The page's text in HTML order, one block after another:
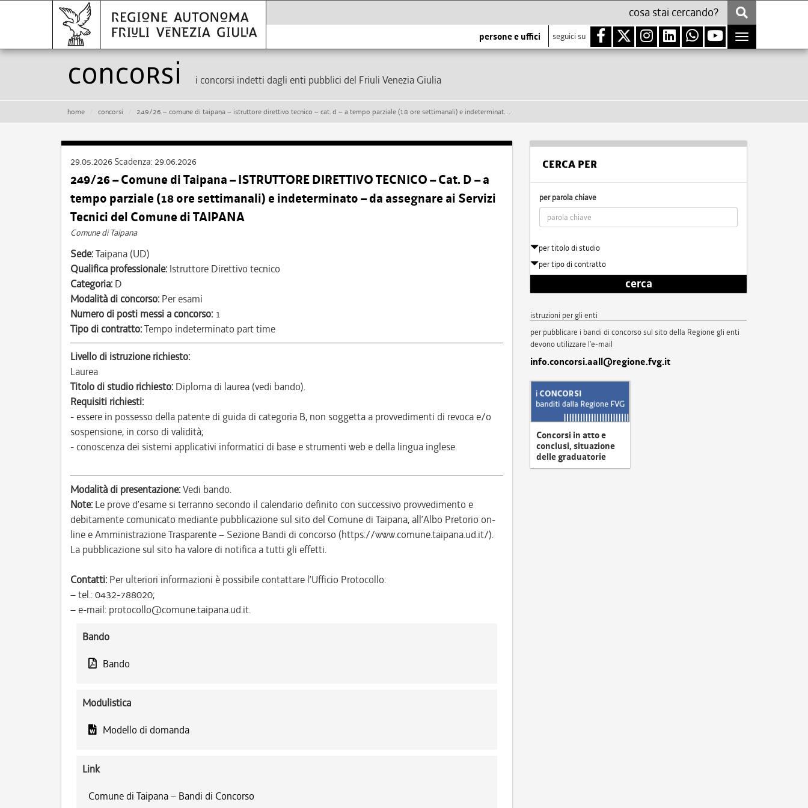
persone e uffici seguici su
Toggle
navigation
Concorsi i concorsi indetti dagli enti pubblici del Friuli Venezia Giulia
home concorsi 249/26 – comune di taipana – istruttore direttivo tecnico – cat. d – a tempo parziale (18 ore settimanali) e indeterminato – da assegnare ai servizi tecnici del comune di taipana
29.05.2026 Scadenza: 29.06.2026
249/26 – Comune di Taipana – ISTRUTTORE DIRETTIVO TECNICO – Cat. D – a
tempo parziale (18 ore settimanali) e indeterminato – da assegnare ai Servizi
Tecnici del Comune di TAIPANA
Comune di Taipana
Sede:Taipana (UD)
Qualifica professionale: Istruttore Direttivo tecnico
Categoria: D
Modalità di concorso: Per esami
Numero di posti messi a concorso: 1
Tipo di contratto:Tempo indeterminato part time
Livello di istruzione richiesto:
Laurea
Titolo di studio richiesto: Diploma di laurea (vedi bando).
Requisiti richiesti:
- essere in possesso della patente di guida di categoria B, non soggetta a provvedimenti di revoca e/o
sospensione, in corso di validità;
- conoscenza dei sistemi applicativi informatici di base e strumenti web e della lingua inglese.
Modalità di presentazione:Vedi bando.
Note: Le prove d’esame si terranno secondo il calendario definito con successivo provvedimento e
debitamente comunicato mediante pubblicazione sul sito del Comune di Taipana, all’Albo Pretorio on-
line e Amministrazione Trasparente – Sezione Bandi di concorso (https://www.comune.taipana.ud.it/).
La pubblicazione sul sito ha valore di notifica a tutti gli effetti.
Contatti: Per ulteriori informazioni è possibile contattare l’Ufficio Protocollo:
– tel.: 0432-788020;
– e-mail: protocollo@comune.taipana.ud.it.
Bando
Bando
Modulistica
Modello di domanda
Link
Comune di Taipana – Bandi di Concorso
CERCA PER
per parola chiave
per titolo di studio
per tipo di contratto
cerca
istruzioni per gli enti
per pubblicare i bandi di concorso sul sito della Regione gli enti
devono utilizzare l'e-mail
info.concorsi.aall@regione.fvg.it
Concorsi in atto e
conclusi, situazione
delle graduatorie